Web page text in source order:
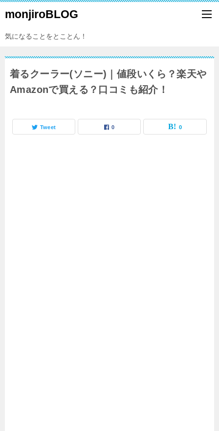
monjiroBLOG
気になることをとことん！
着るクーラー(ソニー)｜値段いくら？楽天や
Amazonで買える？口コミも紹介！
Tweet 0 0